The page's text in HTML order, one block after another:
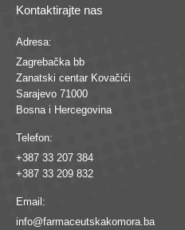
Kontaktirajte nas
Adresa:
Zagrebačka bb
Zanatski centar Kovačići
Sarajevo 71000
Bosna i Hercegovina
Telefon:
+387 33 207 384
+387 33 209 832
Email:
info@farmaceutskakomora.ba